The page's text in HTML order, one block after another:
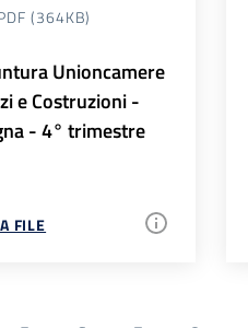
(364KB)
Unioncamere
e Costruzioni -
- 4° trimestre
FILE